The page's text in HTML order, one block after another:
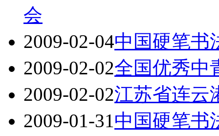
会
2009-02-04中国硬笔书
2009-02-02全国优秀中
2009-02-02江苏省连云
2009-01-31中国硬笔书